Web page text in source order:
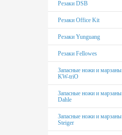
Подставки под системные
Резаки DSB
Резаки Office Kit
Резаки Yunguang
Резаки Fellowes
Запасные ножи и марзаны
KW-triO
Запасные ножи и марзаны
Dahle
Запасные ножи и марзаны
Steiger